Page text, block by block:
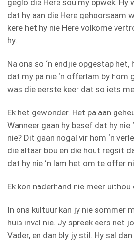
geglo die Here sou my opwek. Hy
dat hy aan die Here gehoorsaam
kere het hy nie Here volkome
hy.
Na ons so ‘n endjie opgestap
dat my pa nie ‘n offerlam by hom
was die eerste keer dat so iets
Ek het gewonder. Het pa aan
Wanneer gaan hy besef dat hy nie
nie? Dit gaan nogal vir hom ‘n
die altaar bou en die hout regsit
dat hy nie ‘n lam het om te offer
Ek kon naderhand nie meer uithou
In ons kultuur kan jy nie sommer
huis inval nie. Jy spreek eers net
Vader, en dan bly jy stil. Hy sal